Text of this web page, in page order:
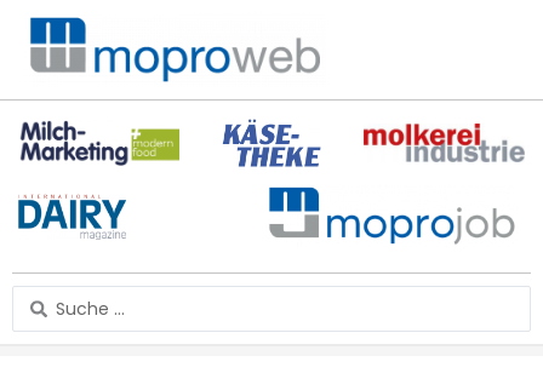
Zum
Inhalt
springen
Search
...